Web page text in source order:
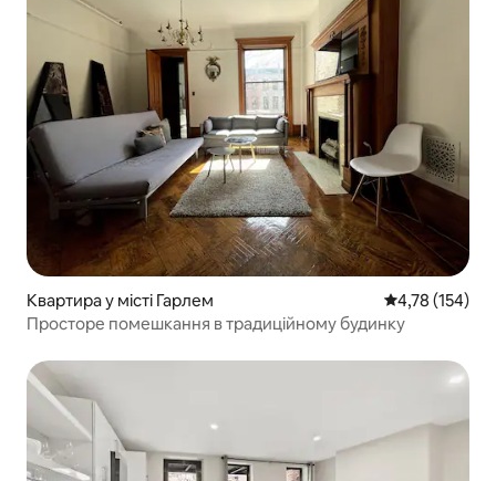
Квартира у місті Гарлем Середня
4,78 (154)
Просторе помешкання в традиційному будинку